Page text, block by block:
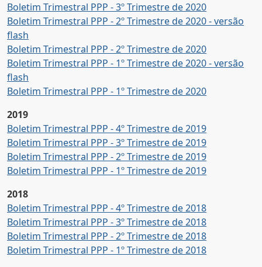
Boletim Trimestral PPP - 3º Trimestre de 2020
Boletim Trimestral PPP - 2º Trimestre de 2020 - versão
flash
Boletim Trimestral PPP - 2º Trimestre de 2020
Boletim Trimestral PPP - 1º Trimestre de 2020 - versão
flash
Boletim Trimestral PPP - 1º Trimestre de 2020
2019
Boletim Trimestral PPP - 4º Trimestre de 2019
Boletim Trimestral PPP - 3º Trimestre de 2019
Boletim Trimestral PPP - 2º Trimestre de 2019
Boletim Trimestral PPP - 1º Trimestre de 2019
2018
Boletim Trimestral PPP - 4º Trimestre de 2018
Boletim Trimestral PPP - 3º Trimestre de 2018
Boletim Trimestral PPP - 2º Trimestre de 2018
Boletim Trimestral PPP - 1º Trimestre de 2018